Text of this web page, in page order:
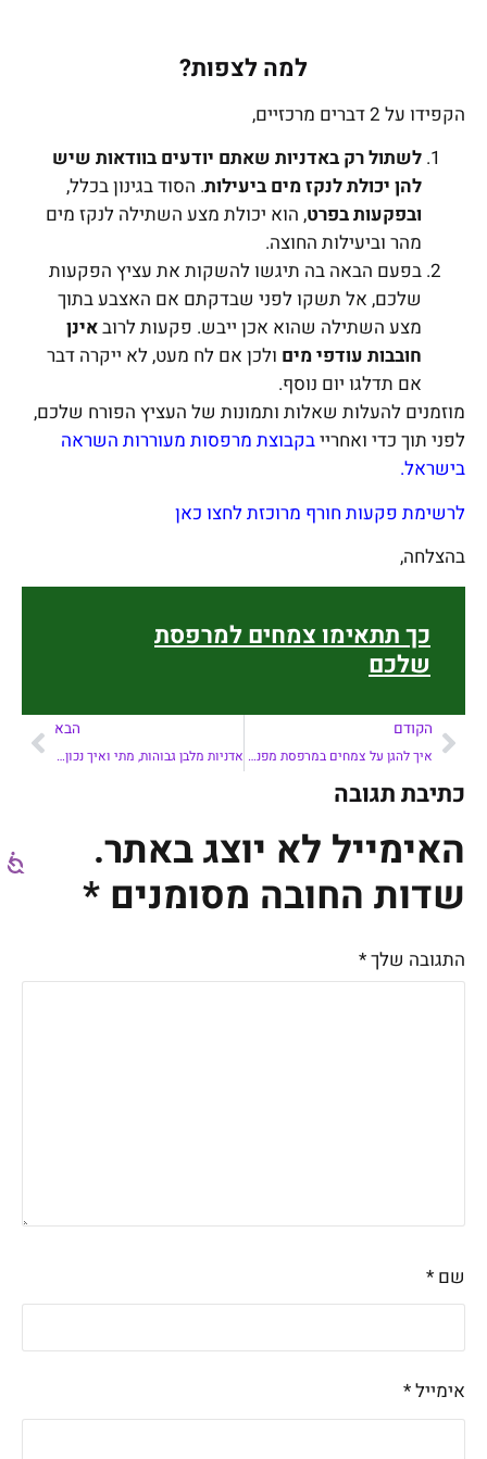
למה לצפות?
הקפידו על 2 דברים מרכזיים,
לשתול רק באדניות שאתם יודעים בוודאות שיש
להן יכולת לנקז מים ביעילות. הסוד בגינון בכלל,
ובפקעות בפרט, הוא יכולת מצע השתילה לנקז מים
מהר וביעילות החוצה.
בפעם הבאה בה תיגשו להשקות את עציץ הפקעות
שלכם, אל תשקו לפני שבדקתם אם האצבע בתוך
מצע השתילה שהוא אכן ייבש. פקעות לרובאינן
חובבות עודפי מים ולכן אם לח מעט, לא ייקרה דבר
אם תדלגו יום נוסף.
מוזמנים להעלות שאלות ותמונות של העציץ הפורח שלכם,
לפני תוך כדי ואחרייבקבוצת מרפסות מעוררות השראה
בישראל.
לרשימת פקעות חורף מרוכזת לחצו כאן
בהצלחה,
כך תתאימו צמחים למרפסת
שלכם
הקודם
איך להגן על צמחים במרפסת מפני רוחות?
הבא
אדניות מלבן גבוהות, מתי ואיך נכון לשלב במרפסת?
כתיבת תגובה
האימייל לא יוצג באתר.
שדות החובה מסומנים *
התגובה שלך*
שם *
אימייל*